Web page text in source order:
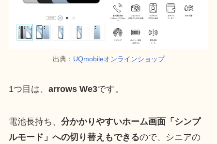
出典： UQmobileオンラインショップ
1つ目は、 arrows We3です。
電池長持ち、 分かかりやすいホーム画面「シンプ
ルモード」への切り替えもできるので、シニアの